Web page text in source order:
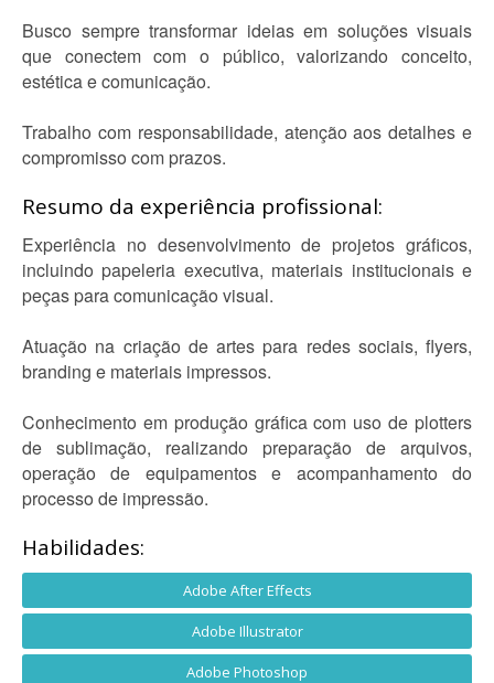
Busco sempre transformar ideias em soluções visuais
que conectem com o público, valorizando conceito,
estética e comunicação.
Trabalho com responsabilidade, atenção aos detalhes e
compromisso com prazos.
Resumo da experiência profissional:
Experiência no desenvolvimento de projetos gráficos,
incluindo papeleria executiva, materiais institucionais e
peças para comunicação visual.
Atuação na criação de artes para redes sociais, flyers,
branding e materiais impressos.
Conhecimento em produção gráfica com uso de plotters
de sublimação, realizando preparação de arquivos,
operação de equipamentos e acompanhamento do
processo de impressão.
Habilidades:
Adobe After Effects
Adobe Illustrator
Adobe Photoshop